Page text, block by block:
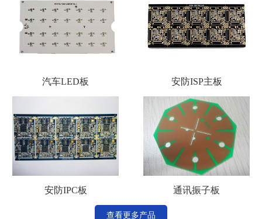
汽车LED板 安防ISP主板
安防IPC板 通讯振子板
查看更多产品